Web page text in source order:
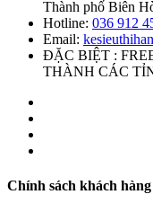
Thành phố Biên
Hotline: 036 912
Email:
ĐẶC BIỆT :
THÀNH CÁC
Chính sách khách hàng